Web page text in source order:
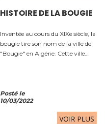
HISTOIRE DE LA BOUGIE
Inventée au cours du XIXe siècle, la
bougie tire son nom de la ville de
"Bougie" en Algérie. Cette ville
la...
Posté le
10/03/2022
VOIR PLUS